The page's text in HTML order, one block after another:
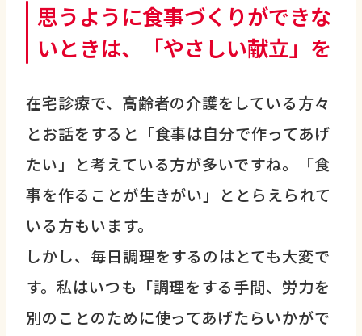
思うように食事づくりができな
いときは、「やさしい献立」を
在宅診療で、高齢者の介護をしている方々
とお話をすると「食事は自分で作ってあげ
たい」と考えている方が多いですね。「食
事を作ることが生きがい」ととらえられて
いる方もいます。
しかし、毎日調理をするのはとても大変で
す。私はいつも「調理をする手間、労力を
別のことのために使ってあげたらいかがで